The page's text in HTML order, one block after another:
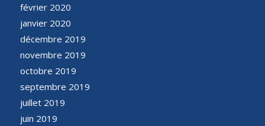
février 2020
janvier 2020
décembre 2019
novembre 2019
octobre 2019
septembre 2019
juillet 2019
juin 2019